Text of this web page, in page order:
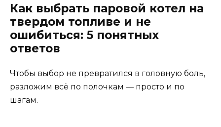
Как выбрать паровой котел на
твердом топливе и не
ошибиться: 5 понятных
ответов
Чтобы выбор не превратился в головную боль,
разложим всё по полочкам — просто и по
шагам.